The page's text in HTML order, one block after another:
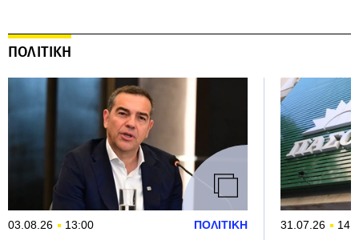
ΠΟΛΙΤΙΚΗ
03.08.26 13:00 ΠΟΛΙΤΙΚΗ 31.07.26